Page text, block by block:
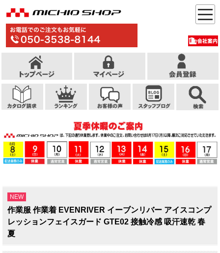
NEW
作業服 作業着 EVENRIVER イーブンリバー アイスコンプ
レッションフェイスガード GTE02 接触冷感 吸汗速乾 春
夏